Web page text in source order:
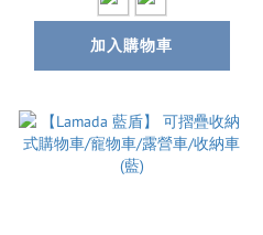
加入購物車